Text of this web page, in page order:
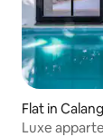
Flat in
Luxe